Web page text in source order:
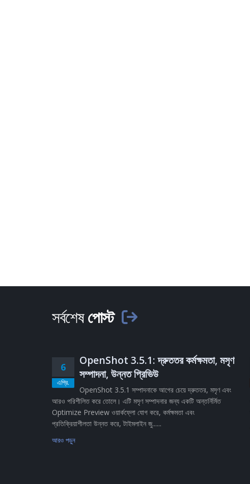
সর্বশেষপোস্ট
6
এপ্রি.
OpenShot 3.5.1: দ্রুততর কর্মক্ষমতা, মসৃণ
সম্পাদনা, উন্নত প্রিভিউ
OpenShot 3.5.1 সম্পাদনাকে আগের চেয়ে দ্রুততর, মসৃণ এবং
আরও পরিশীলিত করে তোলে। এটি মসৃণ সম্পাদনার জন্য একটি অন্তর্নির্মিত
Optimize Preview ওয়ার্কফ্লো যোগ করে, কর্মক্ষমতা এবং
প্রতিক্রিয়াশীলতা উন্নত করে, টাইমলাইন জু......
আরও পড়ুন